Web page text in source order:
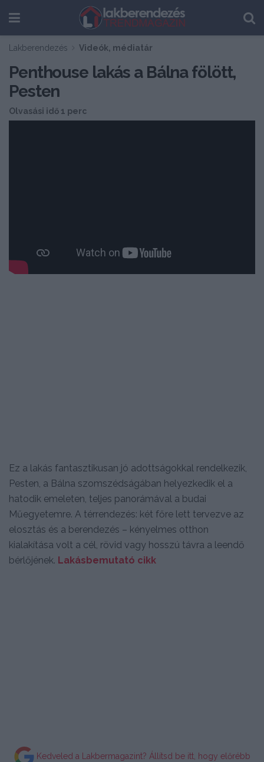
Lakberendezés Videók, médiatár
Penthouse lakás a Bálna fölött,
Pesten
Olvasási idő 1 perc
Ez a lakás fantasztikusan jó adottságokkal rendelkezik,
Pesten, a Bálna szomszédságában helyezkedik el a
hatodik emeleten, teljes panorámával a budai
Műegyetemre. A térrendezés: két főre lett tervezve az
elosztás és a berendezés – kényelmes otthon
kialakítása volt a cél, rövid vagy hosszú távra a leendő
bérlőjének. Lakásbemutató cikk
Kedveled a Lakbermagazint? Állítsd be itt, hogy előrébb